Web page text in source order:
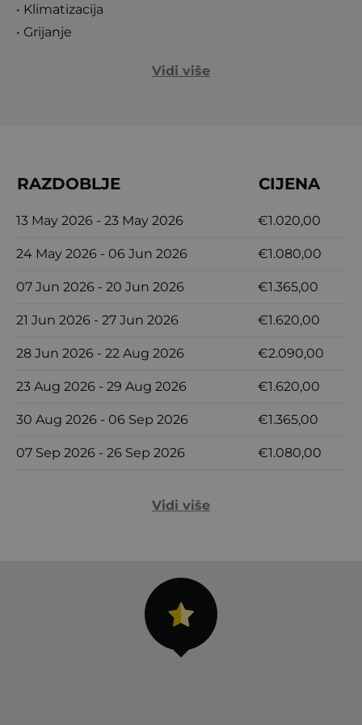
• Klimatizacija
• Grijanje
Vidi više
RAZDOBLJE CIJENA
13 May 2026 - 23 May 2026 €1.020,00
24 May 2026 - 06 Jun 2026 €1.080,00
07 Jun 2026 - 20 Jun 2026 €1.365,00
21 Jun 2026 - 27 Jun 2026 €1.620,00
28 Jun 2026 - 22 Aug 2026 €2.090,00
23 Aug 2026 - 29 Aug 2026 €1.620,00
30 Aug 2026 - 06 Sep 2026 €1.365,00
07 Sep 2026 - 26 Sep 2026 €1.080,00
Vidi više